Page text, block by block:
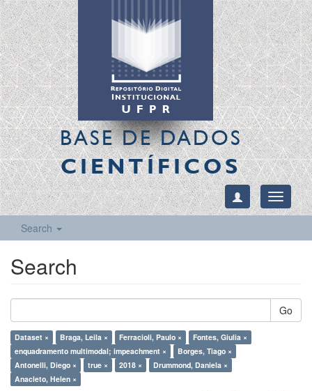
BASE DE DADOS
CIENTÍFICOS
Toggle
Search
Search
Go
Dataset × Braga, Leila × Ferracioli, Paulo ×
Fontes, Giulia ×
enquadramento multimodal; impeachment ×
Borges, Tiago ×
Antonelli, Diego ×
true × 2018 ×
Drummond, Daniela ×
Anacleto, Helen ×